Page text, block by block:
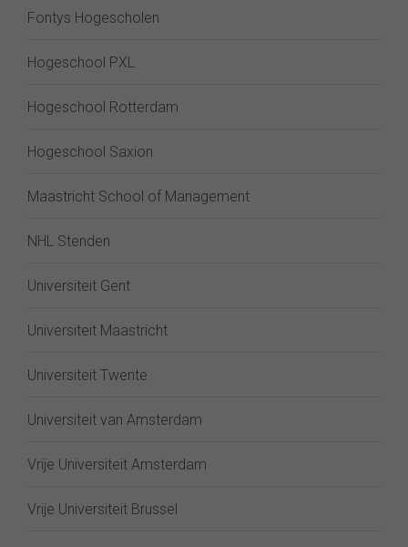
Fontys Hogescholen
Hogeschool PXL
Hogeschool Rotterdam
Hogeschool Saxion
Maastricht School of Management
NHL Stenden
Universiteit Gent
Universiteit Maastricht
Universiteit Twente
Universiteit van Amsterdam
Vrije Universiteit Amsterdam
Vrije Universiteit Brussel